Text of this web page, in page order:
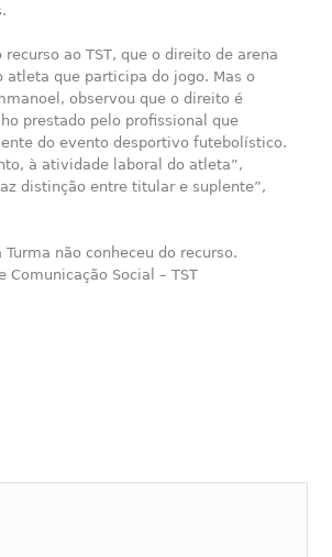
ao TST, que o direito de arena
atleta que participa do jogo. Mas o
observou que o direito é
prestado pelo profissional que
do evento desportivo futebolístico.
à atividade laboral do atleta”,
distinção entre titular e suplente”,
não conheceu do recurso.
Comunicação Social – TST